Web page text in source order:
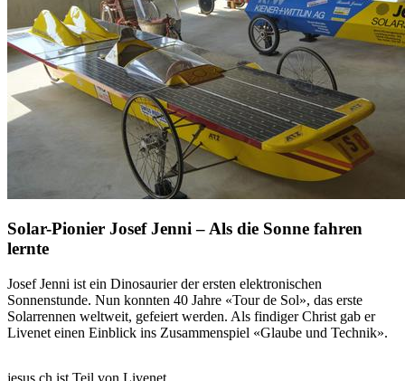
Solar-Pionier Josef Jenni – Als die Sonne fahren
lernte
Josef Jenni ist ein Dinosaurier der ersten elektronischen
Sonnenstunde. Nun konnten 40 Jahre «Tour de Sol», das erste
Solarrennen weltweit, gefeiert werden. Als findiger Christ gab er
Livenet einen Einblick ins Zusammenspiel «Glaube und Technik».
jesus.ch ist Teil von Livenet